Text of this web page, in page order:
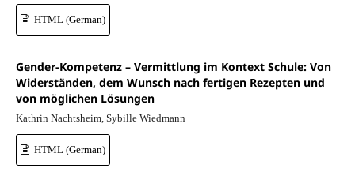
HTML (German)
Gender-Kompetenz – Vermittlung im Kontext Schule: Von
Widerständen, dem Wunsch nach fertigen Rezepten und
von möglichen Lösungen
Kathrin Nachtsheim, Sybille Wiedmann
HTML (German)